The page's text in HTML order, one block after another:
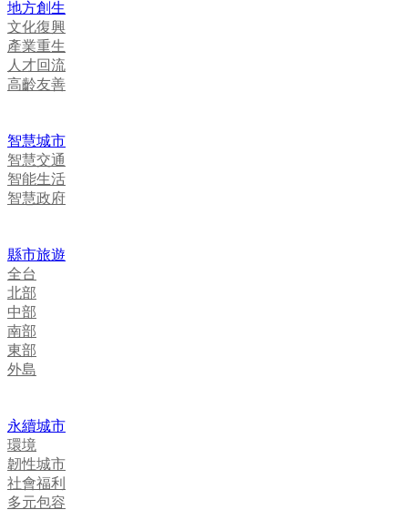
地方創生
文化復興
產業重生
人才回流
高齡友善
智慧城市
智慧交通
智能生活
智慧政府
縣市旅遊
全台
北部
中部
南部
東部
外島
永續城市
環境
韌性城市
社會福利
多元包容